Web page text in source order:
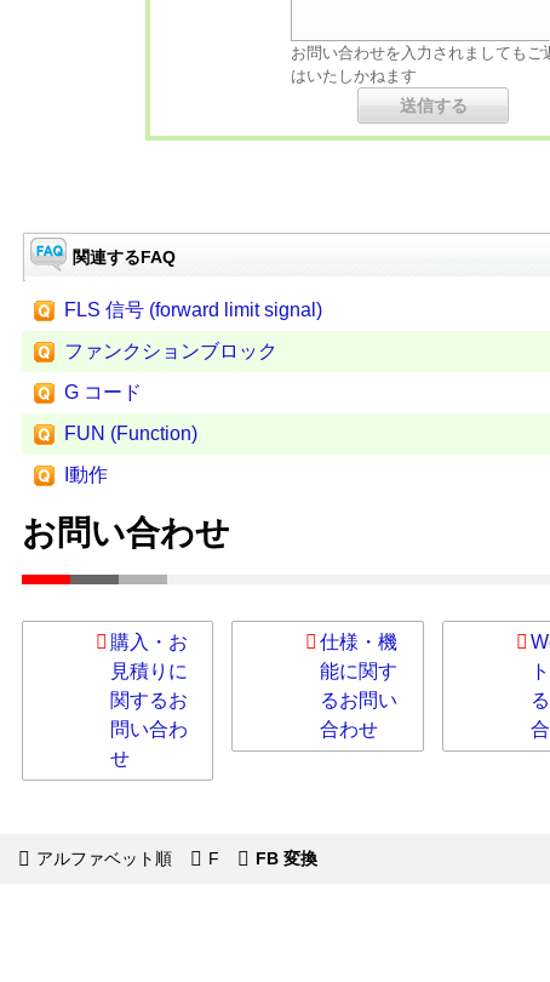
お問い合わせを入力されましてもご
はいたしかねます
関連するFAQ
FLS 信号 (forward limit signal)
ファンクションブロック
G コード
FUN (Function)
I動作
お問い合わせ
購入・お
見積りに
関するお
問い合わ
せ
仕様・機
能に関す
るお問い
合わせ
アルファベット順 F FB 変換